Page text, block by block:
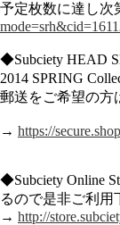
予定枚数に達し
◆Subciety HEAD
2014 SPRING
郵送をご希望の方
→ https://
◆Subciety Online
るので是非ご利用
→ http://